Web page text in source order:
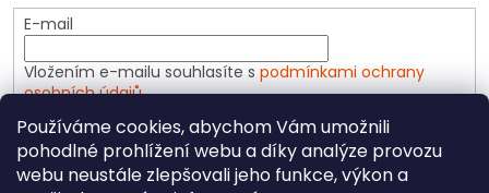
Používáme cookies, abychom Vám umožnili
pohodlné prohlížení webu a díky analýze provozu
webu neustále zlepšovali jeho funkce, výkon a
E-mail
Vložením e-mailu souhlasíte s podmínkami ochrany
osobních údajů
PŘIHLÁSIT SE